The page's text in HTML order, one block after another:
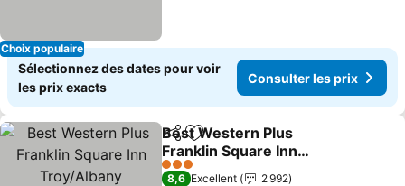
Choix populaire
Sélectionnez des dates pour voir
les prix exacts
Consulter les prix
PartagerAjouter à mes favoris
Best Western Plus
Franklin Square Inn
Troy/Albany
Consulter les prix
3 Étoiles
8,6 Excellent
2 992